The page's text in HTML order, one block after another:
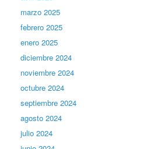
marzo 2025
febrero 2025
enero 2025
diciembre 2024
noviembre 2024
octubre 2024
septiembre 2024
agosto 2024
julio 2024